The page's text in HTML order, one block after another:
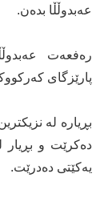
عەبدوڵڵا بدەن.
رەفعەت
پارێزگای
بڕیارە لە
دەکرێت و بڕیار
یەکێتی دەدرێت.